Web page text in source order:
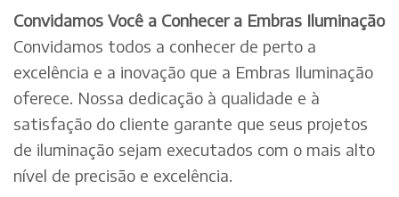
Convidamos Você a Conhecer a Embras Iluminação
Convidamos todos a conhecer de perto a
excelência e a inovação que a Embras Iluminação
oferece. Nossa dedicação à qualidade e à
satisfação do cliente garante que seus projetos
de iluminação sejam executados com o mais alto
nível de precisão e excelência.